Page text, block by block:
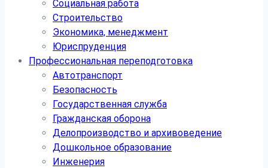
Социальная работа
Строительство
Экономика, менеджмент
Юриспруденция
Профессиональная переподготовка
Автотранспорт
Безопасность
Государственная служба
Гражданская оборона
Делопроизводство и архивоведение
Дошкольное образование
Инженерия